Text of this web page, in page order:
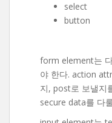
select
button
form element는
야 한다. action
지, post로 보낼지
secure data를 다